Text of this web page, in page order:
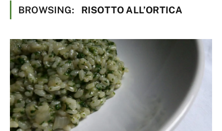
BROWSING: RISOTTO ALL’ORTICA